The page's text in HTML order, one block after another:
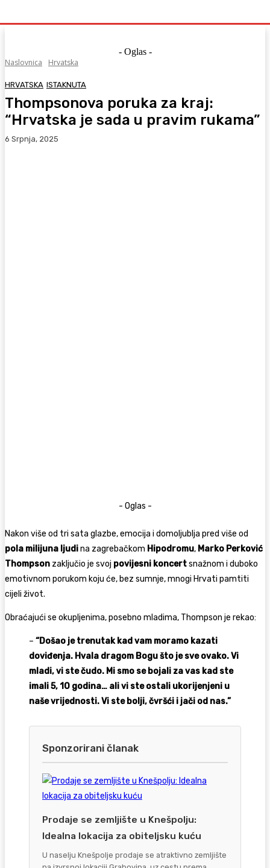
- Oglas -
Naslovnica
Hrvatska
HRVATSKA ISTAKNUTA
Thompsonova poruka za kraj:
“Hrvatska je sada u pravim rukama”
6 Srpnja, 2025
- Oglas -
Nakon više od tri sata glazbe, emocija i domoljublja pred više od
pola milijuna ljudina zagrebačkom Hipodromu, Marko Perković
Thompson zaključio je svoj povijesni koncertsnažnom i duboko
emotivnom porukom koju će, bez sumnje, mnogi Hrvati pamtiti
cijeli život.
Obraćajući se okupljenima, posebno mladima, Thompson je rekao:
– “Došao je trenutak kad vam moramo kazati
doviđenja. Hvala dragom Bogu što je sve ovako. Vi
mladi, vi ste čudo. Mi smo se bojali za vas kad ste
imali 5, 10 godina… ali vi ste ostali ukorijenjeni u
naše vrijednosti. Vi ste bolji, čvršći i jači od nas.”
Sponzorirani članak
Prodaje se zemljište u Knešpolju:
Idealna lokacija za obiteljsku kuću
U naselju Knešpolje prodaje se atraktivno zemljište